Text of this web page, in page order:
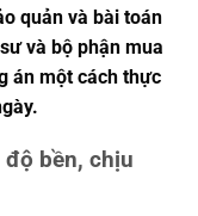
quản và bài toán
và bộ phận mua
án một cách thực
bền, chịu